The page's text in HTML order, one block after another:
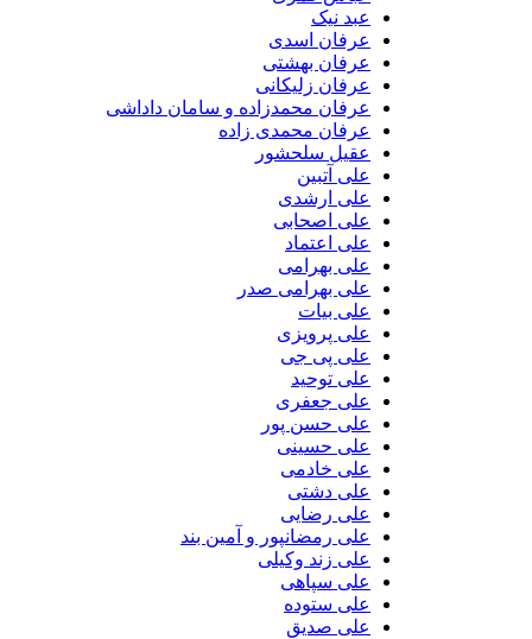
عبد نیک
عرفان اسدی
عرفان بهشتی
عرفان زلیکانی
عرفان محمدزاده و سامان داداشی
عرفان محمدی زاده
عقیل سلحشور
علی آتبین
علی ارشدی
علی اصحابی
علی اعتماد
علی بهرامی
علی بهرامی صدر
علی بیات
علی پرویزی
علی پی جی
علی توحید
علی جعفری
علی حسن پور
علی حسینی
علی خادمی
علی دشتی
علی رضایی
علی رمضانپور و آمین بند
علی زند وکیلی
علی سپاهی
علی ستوده
علی صدیق